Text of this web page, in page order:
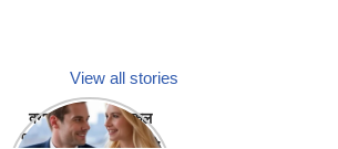
View all stories
क्या होगा अगर मेडिकल
प्रतिनिधि अपनी ही कंपनी